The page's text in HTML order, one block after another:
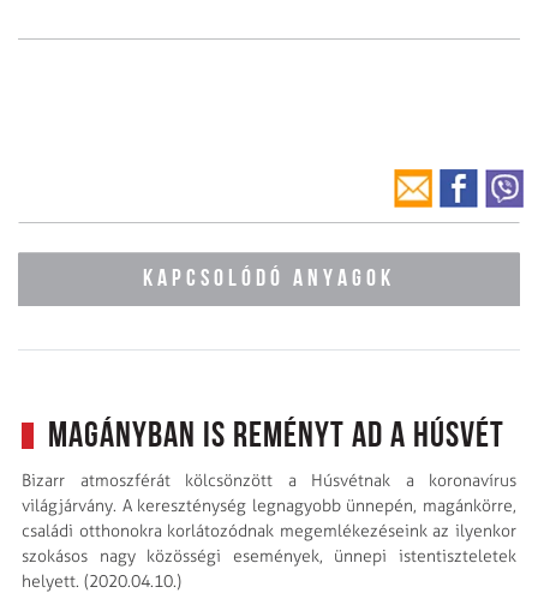
KAPCSOLÓDÓ ANYAGOK
Magányban is reményt ad a húsvét
Bizarr atmoszférát kölcsönzött a Húsvétnak a koronavírus
világjárvány. A kereszténység legnagyobb ünnepén, magánkörre,
családi otthonokra korlátozódnak megemlékezéseink az ilyenkor
szokásos nagy közösségi események, ünnepi istentiszteletek
helyett. (2020.04.10.)